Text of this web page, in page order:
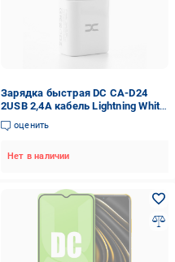
Зарядка быстрая DC CA-D24
2USB 2,4A кабель Lightning White
(34872)
оценить
Нет в наличии